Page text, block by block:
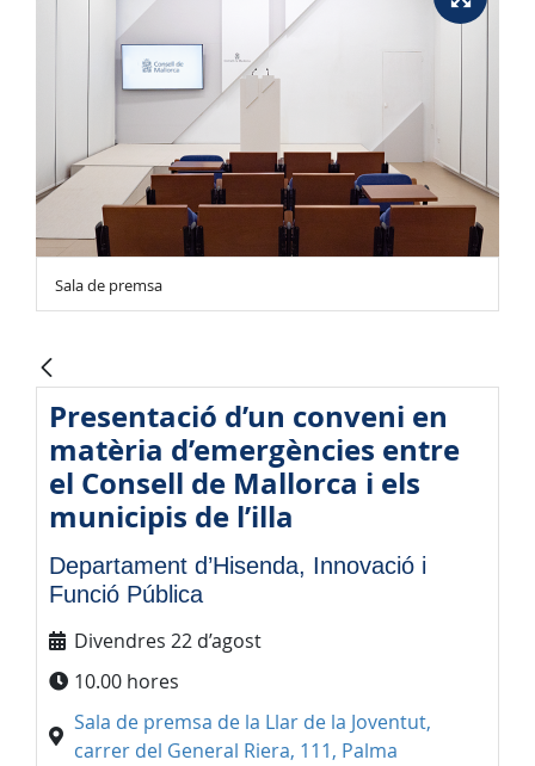
Sala de premsa
Presentació d’un conveni en
matèria d’emergències entre
el Consell de Mallorca i els
municipis de l’illa
Departament d’Hisenda, Innovació i
Funció Pública
Divendres 22 d’agost
10.00 hores
Sala de premsa de la Llar de la Joventut,
carrer del General Riera, 111, Palma